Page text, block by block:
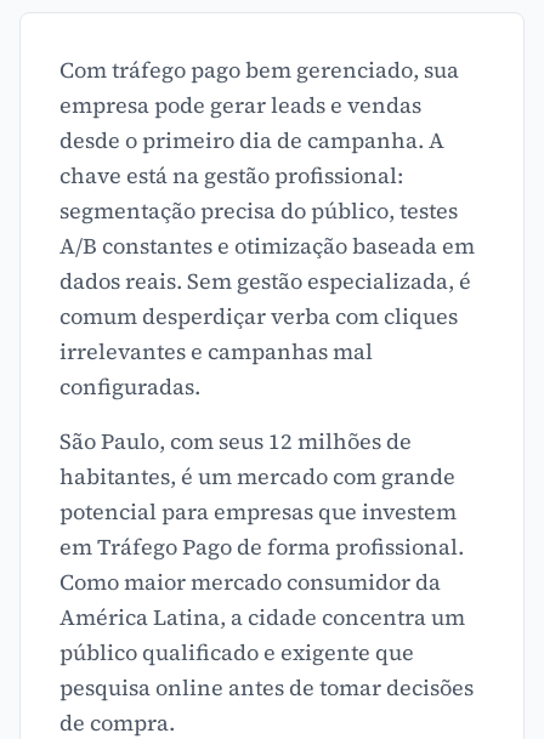
Com tráfego pago bem gerenciado, sua
empresa pode gerar leads e vendas
desde o primeiro dia de campanha. A
chave está na gestão profissional:
segmentação precisa do público, testes
A/B constantes e otimização baseada em
dados reais. Sem gestão especializada, é
comum desperdiçar verba com cliques
irrelevantes e campanhas mal
configuradas.
São Paulo, com seus 12 milhões de
habitantes, é um mercado com grande
potencial para empresas que investem
em Tráfego Pago de forma profissional.
Como maior mercado consumidor da
América Latina, a cidade concentra um
público qualificado e exigente que
pesquisa online antes de tomar decisões
de compra.